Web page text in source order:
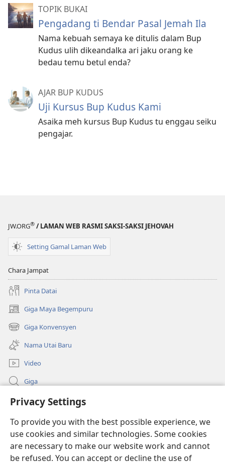
Privacy Settings
To provide you with the best possible experience, we
use cookies and similar technologies. Some cookies
are necessary to make our website work and cannot
be refused. You can accept or decline the use of
TOPIK BUKAI
Pengadang ti Bendar Pasal Jemah Ila
Nama kebuah semaya ke ditulis dalam Bup
Kudus ulih dikeandalka ari jaku orang ke
bedau temu betul enda?
AJAR BUP KUDUS
Uji Kursus Bup Kudus Kami
Asaika meh kursus Bup Kudus tu enggau seiku
pengajar.
JW.ORG® / LAMAN WEB RASMI SAKSI-SAKSI JEHOVAH
Setting Gamal Laman Web
Chara Jampat
Pinta Datai
Giga Maya Begempuru
(opens
new
window)
Giga Konvensyen
(opens
new
window)
Nama Utai Baru
Video
Giga
Penerang Global
Duit Pemeri
(opens
new
window)Watchtower LIBRARI ONLINE
(opens